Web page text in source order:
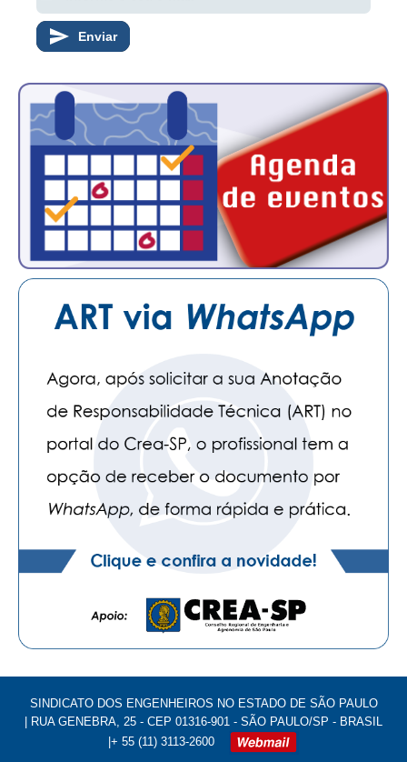
COMUNICAÇÃO
NOTÍCIAS
CONTEÚDO ESPECIAL
JORNAL DO ENGENHEIRO
AGENDA
NOTÍCIAS NO WHATSAPP
FOTOS
RELEASES
CONTATO
ATUALIZAÇÃO CADASTRAL
NÚCLEO JOVEM
Enviar
SINDICATO DOS ENGENHEIROS NO ESTADO DE SÃO PAULO
| RUA GENEBRA, 25 - CEP 01316-901 - SÃO PAULO/SP - BRASIL
|+ 55 (11) 3113-2600